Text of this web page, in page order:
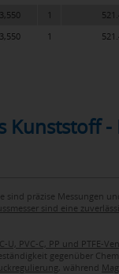
3,550 1
3,550 1
-
präzise Messungen
sind eine
PVC-C, PP und PTFE-
gegenüber
, während